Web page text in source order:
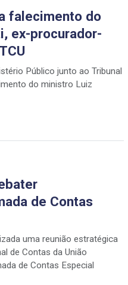
falecimento do
ex-procurador-
Público junto ao Tribunal
do ministro Luiz
de Contas
uma reunião estratégica
de Contas da União
de Contas Especial